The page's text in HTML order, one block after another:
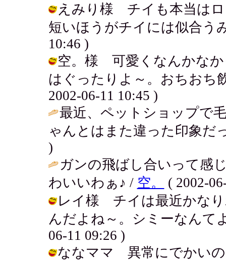
えみり様 チイも本当はロ
短いほうがチイには似合う
10:46 )
空。様 可愛くなんかなか
はぐったりよ～。おちおち
2002-06-11 10:45 )
最近、ペットショップで
ゃんとはまた違った印象だ
)
ガンの飛ばし合いって感
わいいわぁ♪ / 空。
( 2002-
レイ様 チイは最近かなり
んだよね～。シミーなんて
06-11 09:26 )
ななママ 異常にでかいの